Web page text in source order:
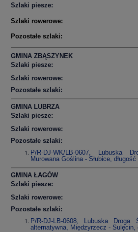
Szlaki piesze:
Szlaki rowerowe:
Pozostałe szlaki:
GMINA ZBĄSZYNEK
Szlaki piesze:
Szlaki rowerowe:
Pozostałe szlaki:
GMINA LUBRZA
Szlaki piesze:
Szlaki rowerowe:
Pozostałe szlaki:
P/R-DJ-WK/LB-0607, Lubuska
Murowana Goślina - Słubice, długość
GMINA ŁAGÓW
Szlaki piesze:
Szlaki rowerowe:
Pozostałe szlaki:
P/R-DJ-LB-0608, Lubuska Droga
alternatywna, Międzyrzecz - Sulęcin,